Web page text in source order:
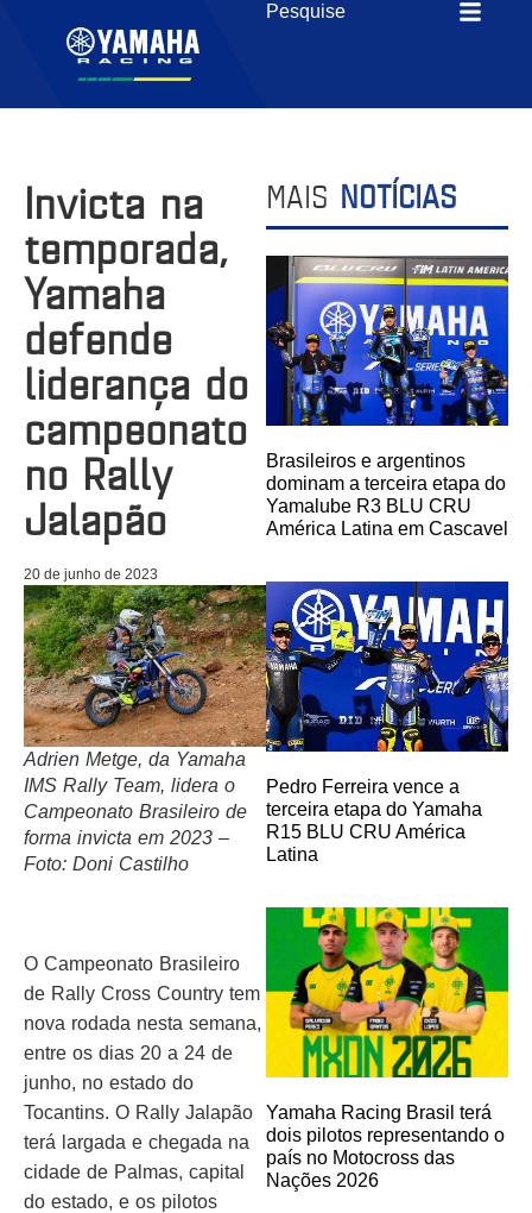
Invicta na
temporada,
Yamaha
defende
liderança do
campeonato
no Rally
Jalapão
20 de junho de 2023
Adrien Metge, da Yamaha
IMS Rally Team, lidera o
Campeonato Brasileiro de
forma invicta em 2023 –
Foto: Doni Castilho
O Campeonato Brasileiro
de Rally Cross Country tem
nova rodada nesta semana,
entre os dias 20 a 24 de
junho, no estado do
Tocantins. O Rally Jalapão
terá largada e chegada na
cidade de Palmas, capital
do estado, e os pilotos
MAIS NOTÍCIAS
Brasileiros e argentinos
dominam a terceira etapa do
Yamalube R3 BLU CRU
América Latina em Cascavel
Pedro Ferreira vence a
terceira etapa do Yamaha
R15 BLU CRU América
Latina
Yamaha Racing Brasil terá
dois pilotos representando o
país no Motocross das
Nações 2026